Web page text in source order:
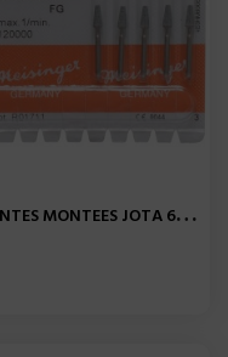
P
OINTES MONTEES JOTA 649F...